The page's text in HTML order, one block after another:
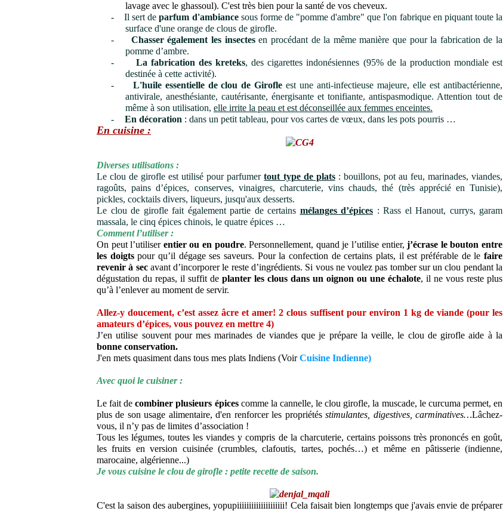
lavage avec le ghassoul). C'est très bien pour la santé de vos cheveux.
-
Il sert deparfum d'ambiancesous forme de "pomme d'ambre" que l'on fabrique en piquant toute la
surface d'une orange de clous de girofle.
-
Chasser également les insectesen procédant de la même manière que pour la fabrication de la
pomme d’ambre.
-
La fabrication deskreteks, des cigarettesindonésiennes (95% de la production mondiale est
destinée à cette activité).
-
L'huile essentielle de clou de Girofle est une anti-infectieuse majeure, elle est antibactérienne,
antivirale, anesthésiante, cautérisante, énergisante et tonifiante, antispasmodique. Attention tout de
même à son utilisation, elle irrite la peau et est déconseillée aux femmes enceintes.
-
En décoration : dans un petit tableau, pour vos cartes de vœux, dans les pots pourris …
En cuisine :
Diverses utilisations :
Le clou de girofle est utilisé pourparfumer tout type de plats: bouillons, pot au feu, marinades, viandes,
ragoûts, pains d’épices, conserves, vinaigres, charcuterie, vins chauds, thé (très apprécié en Tunisie),
pickles, cocktails divers, liqueurs, jusqu'aux desserts.
Le clou de girofle fait également partie de certains mélanges d’épices : Rass el Hanout, currys, garam
massala, le cinq épices chinois, le quatre épices …
Comment l’utiliser :
On peut l’utiliser entier ou en poudre. Personnellement, quand je l’utilise entier,j’écrase le bouton entre
les doigtspour qu’il dégage ses saveurs. Pour la confection de certains plats, il est préférable de lefaire
revenir à secavant d’incorporer le reste d’ingrédients. Si vous ne voulez pas tomber sur un clou pendant la
dégustation du repas, il suffit de planter les clous dans un oignon ou une échalote, il ne vous reste plus
qu’à l’enlever au moment de servir.
Allez-y doucement, c’est assez âcre et amer! 2 clous suffisent pour environ 1 kg de viande (pour les
amateurs d’épices, vous pouvez en mettre 4)
J’en utilise souvent pour mes marinades de viandes que je prépare la veille, le clou de girofle aide à la
bonne conservation.
J'en mets quasiment dans tous mes plats Indiens (VoirCuisine Indienne)
Avec quoi le cuisiner :
Le fait decombiner plusieurs épicescomme la cannelle, le clou girofle, la muscade, le curcuma permet, en
plus de son usage alimentaire, d'en renforcer les propriétésstimulantes, digestives, carminatives…Lâchez-
vous, il n’y pas de limites d’association !
Tous les légumes, toutes les viandes y compris de la charcuterie, certains poissons très prononcés en goût,
les fruits en version cuisinée (crumbles, clafoutis, tartes, pochés…) et même en pâtisserie (indienne,
marocaine, algérienne...)
Je vous cuisine le clou de girofle : petite recette de saison.
C'est la saison des aubergines, yopupiiiiiiiiiiiiiiiiiiii! Cela faisait bien longtemps que j'avais envie de préparer